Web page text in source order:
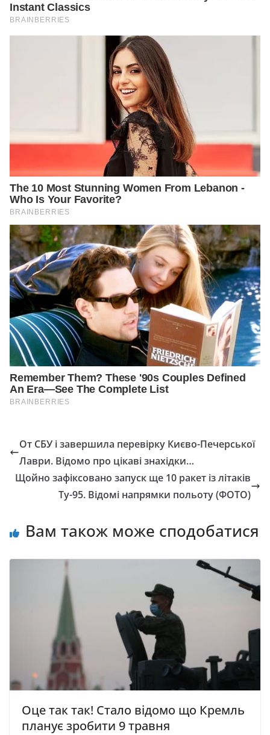
От СБУ і завершила перевірку Києво-Печерської
Лаври. Відомо про цікаві знахідки…
Щойно зафіксовано запуск ще 10 ракет із літаків
Ту-95. Відомі напрямки польоту (ФОТО)
Вам також може сподобатися
Оце так так! Стало відомо що Кремль
планує зробити 9 травня